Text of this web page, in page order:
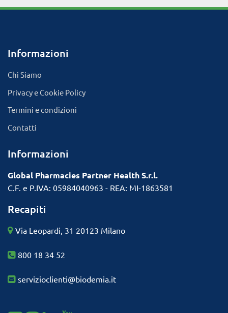
Informazioni
Chi Siamo
Privacy e Cookie Policy
Termini e condizioni
Contatti
Informazioni
Global Pharmacies Partner Health S.r.l.
C.F. e P.IVA: 05984040963 - REA: MI-1863581
Recapiti
Via Leopardi, 31 20123 Milano
800 18 34 52
servizioclienti@biodemia.it